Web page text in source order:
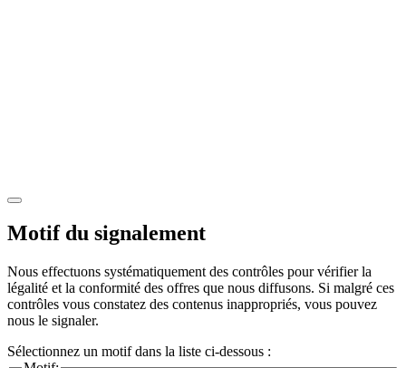
Motif du signalement
Nous effectuons systématiquement des contrôles pour vérifier la
légalité et la conformité des offres que nous diffusons. Si malgré ces
contrôles vous constatez des contenus inappropriés, vous pouvez
nous le signaler.
Sélectionnez un motif dans la liste ci-dessous :